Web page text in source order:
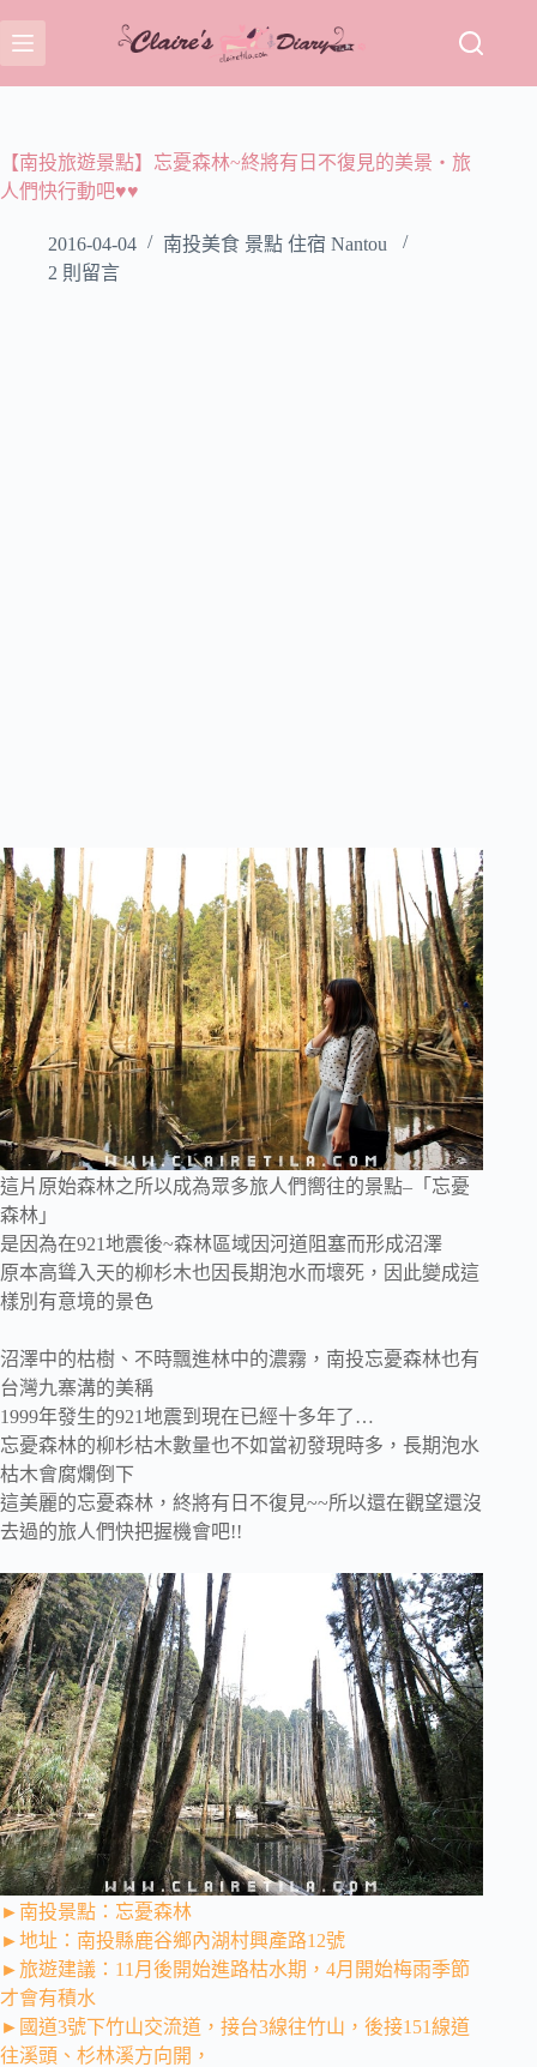
至
主
容【南投旅遊景點】忘憂森林~終將有日不復見的美景‧旅
人們快行動吧♥♥
2016-04-04
南投美食 景點 住宿 Nantou
2 則留言
這片原始森林之所以成為眾多旅人們嚮往的景點–「忘憂
森林」
是因為在921地震後~森林區域因河道阻塞而形成沼澤
原本高聳入天的柳杉木也因長期泡水而壞死，因此變成這
樣別有意境的景色
沼澤中的枯樹、不時飄進林中的濃霧，南投忘憂森林也有
台灣九寨溝的美稱
1999年發生的921地震到現在已經十多年了…
忘憂森林的柳杉枯木數量也不如當初發現時多，長期泡水
枯木會腐爛倒下
這美麗的忘憂森林，終將有日不復見~~所以還在觀望還沒
去過的旅人們快把握機會吧!!
►南投景點：忘憂森林
►地址：南投縣鹿谷鄉內湖村興產路12號
►旅遊建議：11月後開始進路枯水期，4月開始梅雨季節
才會有積水
►國道3號下竹山交流道，接台3線往竹山，後接151線道
往溪頭、杉林溪方向開，